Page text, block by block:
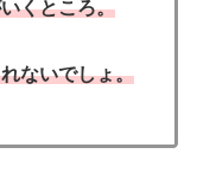
くところ。
ないでしょ。